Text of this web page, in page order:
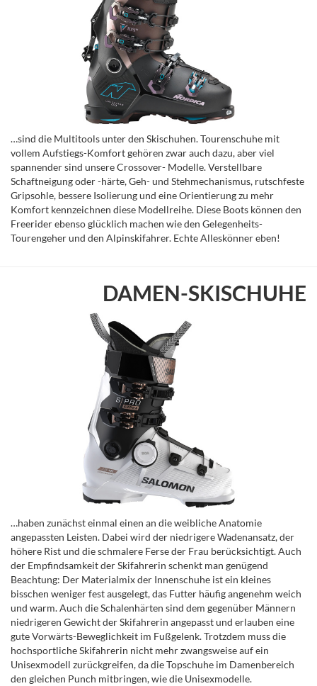
…sind die Multitools unter den Skischuhen. Tourenschuhe mit
vollem Aufstiegs-Komfort gehören zwar auch dazu, aber viel
spannender sind unsere Crossover- Modelle. Verstellbare
Schaftneigung oder -härte, Geh- und Stehmechanismus, rutschfeste
Gripsohle, bessere Isolierung und eine Orientierung zu mehr
Komfort kennzeichnen diese Modellreihe. Diese Boots können den
Freerider ebenso glücklich machen wie den Gelegenheits-
Tourengeher und den Alpinskifahrer. Echte Alleskönner eben!
DAMEN-SKISCHUHE
…haben zunächst einmal einen an die weibliche Anatomie
angepassten Leisten. Dabei wird der niedrigere Wadenansatz, der
höhere Rist und die schmalere Ferse der Frau berücksichtigt. Auch
der Empfindsamkeit der Skifahrerin schenkt man genügend
Beachtung: Der Materialmix der Innenschuhe ist ein kleines
bisschen weniger fest ausgelegt, das Futter häufig angenehm weich
und warm. Auch die Schalenhärten sind dem gegenüber Männern
niedrigeren Gewicht der Skifahrerin angepasst und erlauben eine
gute Vorwärts-Beweglichkeit im Fußgelenk. Trotzdem muss die
hochsportliche Skifahrerin nicht mehr zwangsweise auf ein
Unisexmodell zurückgreifen, da die Topschuhe im Damenbereich
den gleichen Punch mitbringen, wie die Unisexmodelle.